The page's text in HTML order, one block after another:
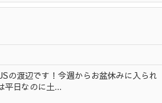
の渡辺です！今週からお盆休みに入られ
平日なのに土...